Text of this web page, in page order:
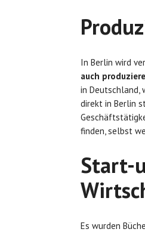
In Berlin wird
auch
in Deutschland,
direkt in Berlin
finden, selbst
Start-
Es wurden